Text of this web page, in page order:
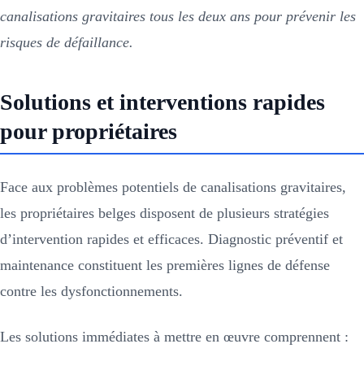
canalisations gravitaires tous les deux ans pour prévenir les
risques de défaillance.
Solutions et interventions rapides
pour propriétaires
Face aux problèmes potentiels de canalisations gravitaires,
les propriétaires belges disposent de plusieurs stratégies
d’intervention rapides et efficaces. Diagnostic préventif et
maintenance constituent les premières lignes de défense
contre les dysfonctionnements.
Les solutions immédiates à mettre en œuvre comprennent :